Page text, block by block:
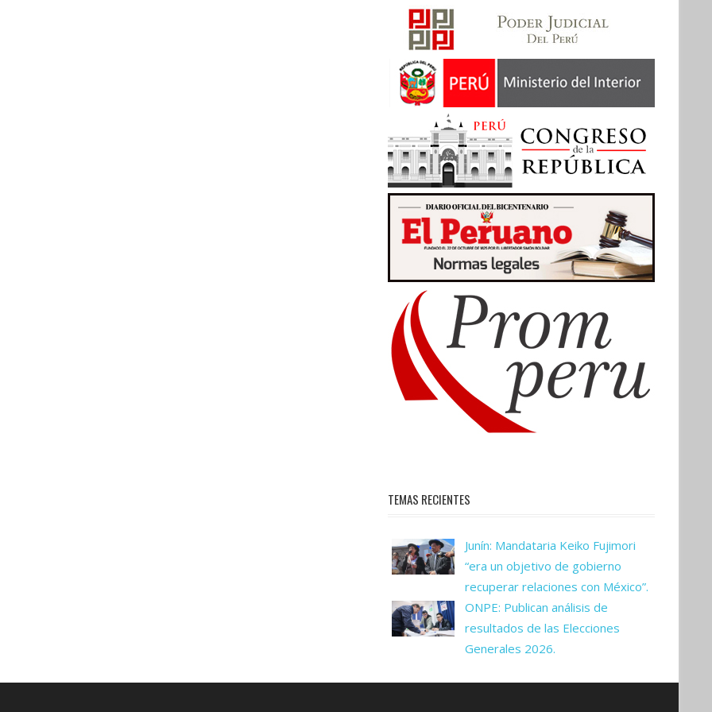
TEMAS RECIENTES
Junín: Mandataria Keiko Fujimori
“era un objetivo de gobierno
recuperar relaciones con México”.
ONPE: Publican análisis de
resultados de las Elecciones
Generales 2026.